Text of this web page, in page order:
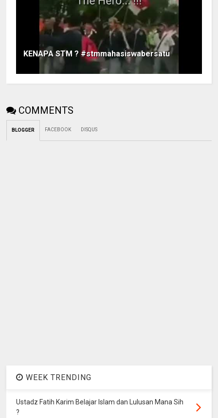
KENAPA STM ? #stmmahasiswabersatu
COMMENTS
BLOGGER FACEBOOK DISQUS
WEEK TRENDING
Ustadz Fatih Karim Belajar Islam dan Lulusan Mana Sih
?